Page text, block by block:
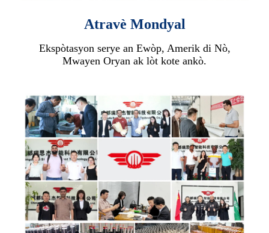
Atravè Mondyal
Ekspòtasyon serye an Ewòp, Amerik di Nò,
Mwayen Oryan ak lòt kote ankò.